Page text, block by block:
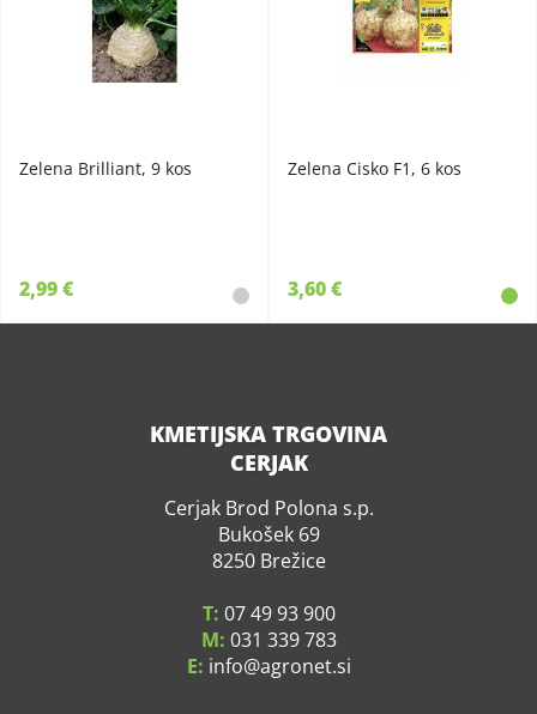
Zelena Brilliant, 9 kos
2,99 €
Zelena Cisko F1, 6 kos
3,60 €
KMETIJSKA TRGOVINA
CERJAK
Cerjak Brod Polona s.p.
Bukošek 69
8250 Brežice
T: 07 49 93 900
M: 031 339 783
E: info agronet.si